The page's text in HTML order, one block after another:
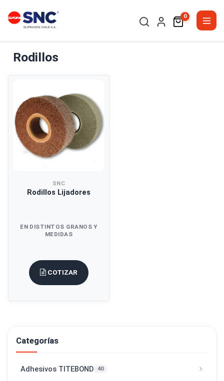
0
Rodillos
SNC
Rodillos Lijadores
EN DISTINTOS GRANOS Y
MEDIDAS
COTIZAR
Categorías
Adhesivos TITEBOND 40